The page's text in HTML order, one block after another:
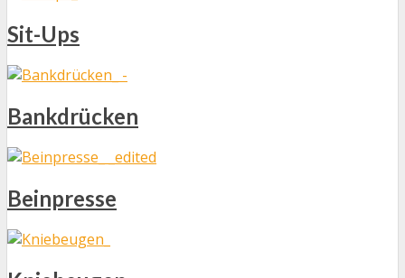
Sit-Ups
Bankdrücken
Beinpresse